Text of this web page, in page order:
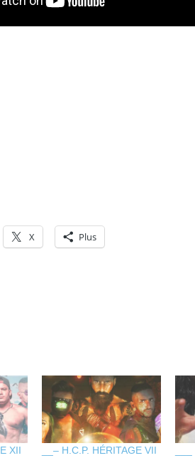
X Plus
XII
__– H.C.P. HÉRITAGE VII